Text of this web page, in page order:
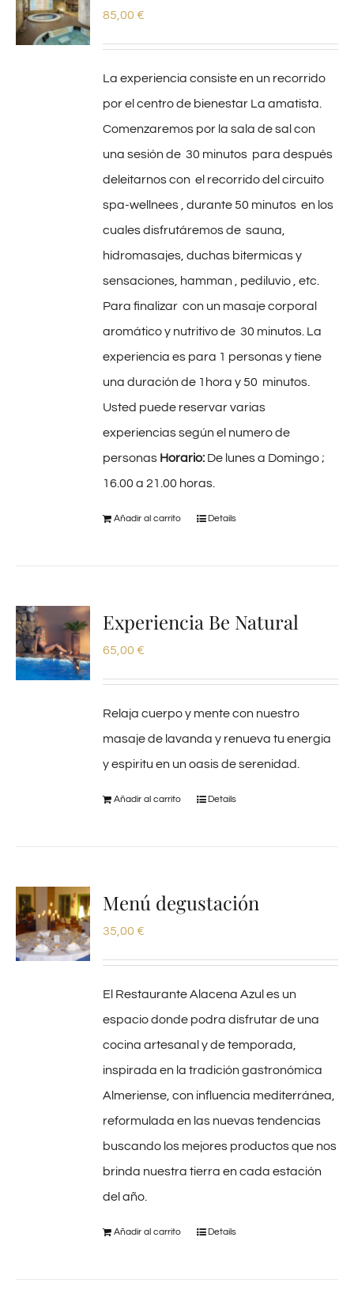
85,00 €
La experiencia consiste en un recorrido
por el centro de bienestar La amatista.
Comenzaremos por la sala de sal con
una sesión de 30 minutos para después
deleitarnos con el recorrido del circuito
spa-wellnees , durante 50 minutos en los
cuales disfrutáremos de sauna,
hidromasajes, duchas bitermicas y
sensaciones, hamman , pediluvio , etc.
Para finalizar con un masaje corporal
aromático y nutritivo de 30 minutos. La
experiencia es para 1 personas y tiene
una duración de 1hora y 50 minutos.
Usted puede reservar varias
experiencias según el numero de
personas Horario: De lunes a Domingo ;
16.00 a 21.00 horas.
Añadir al carrito Details
Experiencia Be Natural
65,00 €
Relaja cuerpo y mente con nuestro
masaje de lavanda y renueva tu energia
y espiritu en un oasis de serenidad.
Añadir al carrito Details
Menú degustación
35,00 €
El Restaurante Alacena Azul es un
espacio donde podra disfrutar de una
cocina artesanal y de temporada,
inspirada en la tradición gastronómica
Almeriense, con influencia mediterránea,
reformulada en las nuevas tendencias
buscando los mejores productos que nos
brinda nuestra tierra en cada estación
del año.
Añadir al carrito Details